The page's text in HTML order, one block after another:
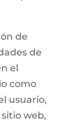
de
de
el
como
usuario,
web,